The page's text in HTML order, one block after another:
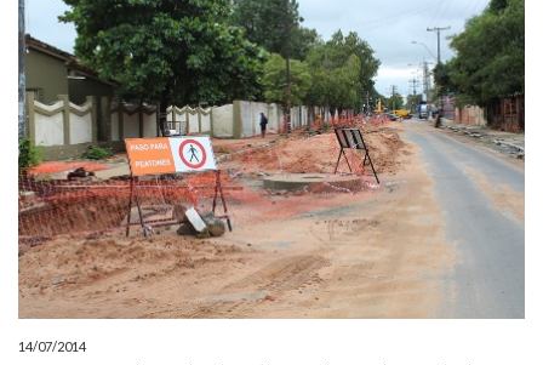
14/07/2014